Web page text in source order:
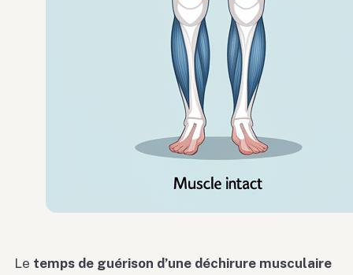
Le temps de guérison d’une déchirure musculaire